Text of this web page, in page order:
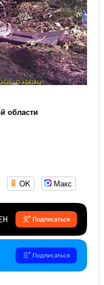
области
OK Макс